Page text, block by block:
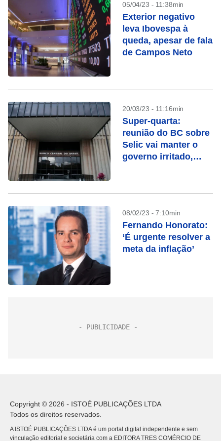
05/04/23 - 11:38min
Exterior negativo
leva Ibovespa à
queda, apesar de fala
de Campos Neto
20/03/23 - 11:16min
Super-quarta:
reunião do BC sobre
Selic vai manter o
governo irritado,
08/02/23 - 7:10min
Fernando Honorato:
‘É urgente resolver a
meta da inflação’
Copyright © 2026 - ISTOÉ PUBLICAÇÕES LTDA
Todos os direitos reservados.
A ISTOÉ PUBLICAÇÕES LTDA é um portal digital independente e sem
vinculação editorial e societária com a EDITORA TRES COMÉRCIO DE